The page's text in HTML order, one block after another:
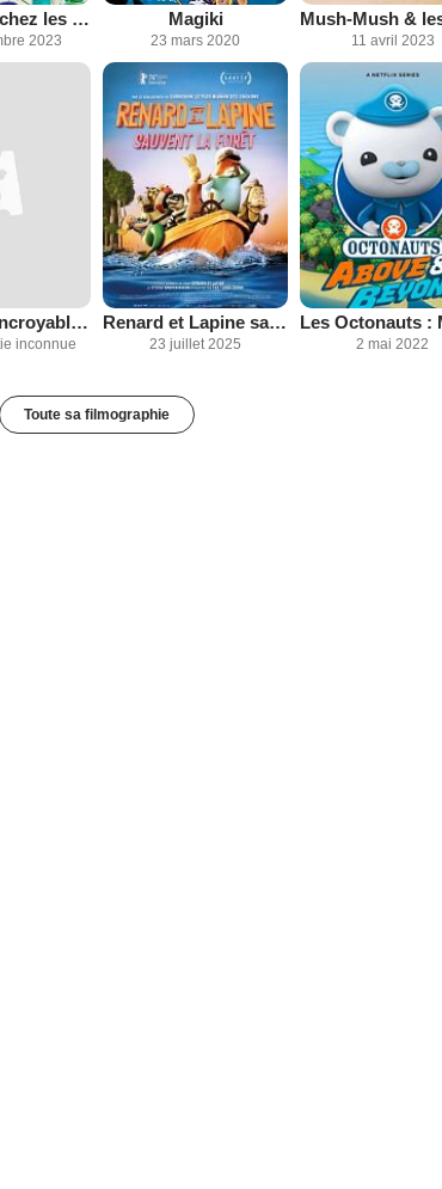
Bienvenue chez les Mouche
2023
Magiki
23 mars 2020 11 avril 2023
Le Monde incroyable de Gumball
inconnue
Renard et Lapine sauvent la forêt
23 juillet 2025 2 mai 2022
Toute sa filmographie